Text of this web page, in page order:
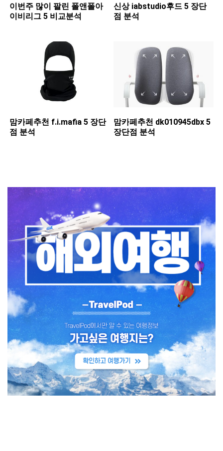
이번주 많이 팔린 ​폴앤폴아
이비리그 5 비교분석
신상 ​iabstudio후드 5 장단
점 분석
맘카페추천 ​f.i.mafia 5 장단
점 분석
맘카페추천 ​dk010945dbx 5
장단점 분석